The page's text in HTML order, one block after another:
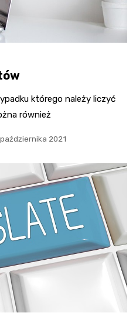
którego należy liczyć
również
2021